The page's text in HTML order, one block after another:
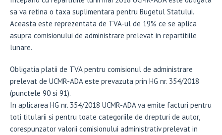
sa va retina o taxa suplimentara pentru Bugetul Statului.
Aceasta este reprezentata de TVA-ul de 19% ce se aplica
asupra comisionului de administrare prelevat in repartitiile
lunare.
Obligatia platii de TVA pentru comisionul de administrare
prelevat de UCMR-ADA este prevazuta prin HG nr. 354/2018
(punctele 90 si 91).
In aplicarea HG nr. 354/2018 UCMR-ADA va emite facturi pentru
toti titularii si pentru toate categoriile de drepturi de autor,
corespunzator valorii comisionului administrativ prelevat in